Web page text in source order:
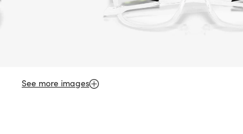
See more images